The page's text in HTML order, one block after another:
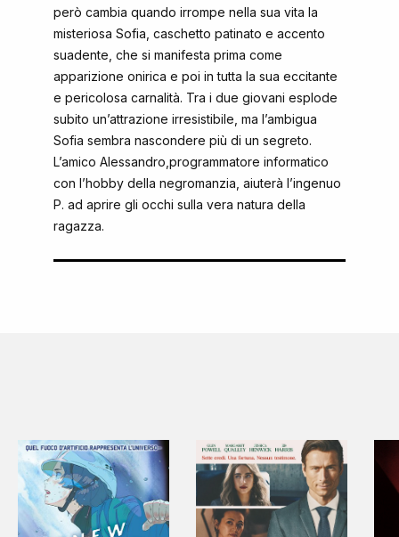
però cambia quando irrompe nella sua vita la
misteriosa Sofia, caschetto patinato e accento
suadente, che si manifesta prima come
apparizione onirica e poi in tutta la sua eccitante
e pericolosa carnalità. Tra i due giovani esplode
subito un’attrazione irresistibile, ma l’ambigua
Sofia sembra nascondere più di un segreto.
L’amico Alessandro,programmatore informatico
con l’hobby della negromanzia, aiuterà l’ingenuo
P. ad aprire gli occhi sulla vera natura della
ragazza.